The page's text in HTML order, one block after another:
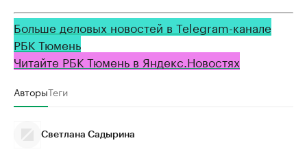
Больше деловых новостей в Telegram-канале
РБК Тюмень
Читайте РБК Тюмень в Яндекс.Новостях
АвторыТеги
Светлана Садырина